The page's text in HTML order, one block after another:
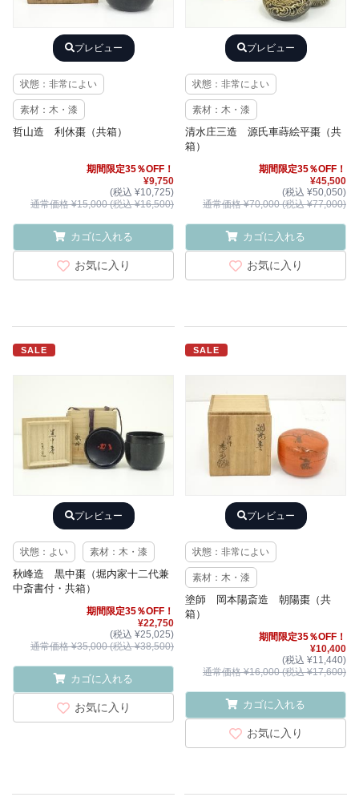
プレビュー
状態：非常によい
素材：木・漆
哲山造 利休棗（共箱）
期間限定35％OFF！
¥9,750
(税込 ¥10,725)
通常価格 ¥15,000 (税込 ¥16,500)
カゴに入れる
お気に入り
プレビュー
状態：非常によい
素材：木・漆
清水庄三造 源氏車蒔絵平棗（共
箱）
期間限定35％OFF！
¥45,500
(税込 ¥50,050)
通常価格 ¥70,000 (税込 ¥77,000)
カゴに入れる
お気に入り
SALE
プレビュー
状態：よい 素材：木・漆
秋峰造 黒中棗（堀内家十二代兼
中斎書付・共箱）
期間限定35％OFF！
¥22,750
(税込 ¥25,025)
通常価格 ¥35,000 (税込 ¥38,500)
カゴに入れる
お気に入り
SALE
プレビュー
状態：非常によい
素材：木・漆
塗師 岡本陽斎造 朝陽棗（共
箱）
期間限定35％OFF！
¥10,400
(税込 ¥11,440)
通常価格 ¥16,000 (税込 ¥17,600)
カゴに入れる
お気に入り